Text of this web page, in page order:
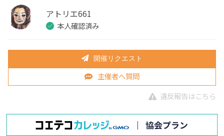
アトリエ661
本人確認済み
開催リクエスト
主催者へ質問
違反報告はこちら